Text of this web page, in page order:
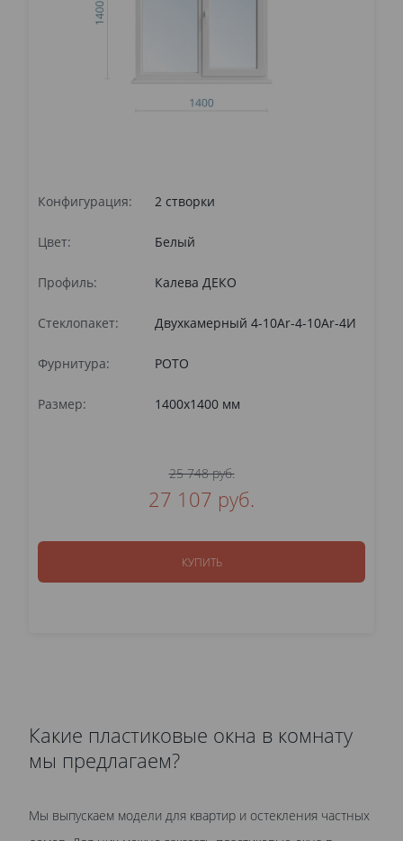
Конфигурация: 2 створки
Цвет: Белый
Профиль: Калева ДЕКО
Стеклопакет: Двухкамерный 4-10Ar-4-10Ar-4И
Фурнитура: РОТО
Размер: 1400x1400 мм
25 748 руб.
27 107 руб.
КУПИТЬ
Какие пластиковые окна в комнату
мы предлагаем?
Мы выпускаем модели для квартир и остекления частных